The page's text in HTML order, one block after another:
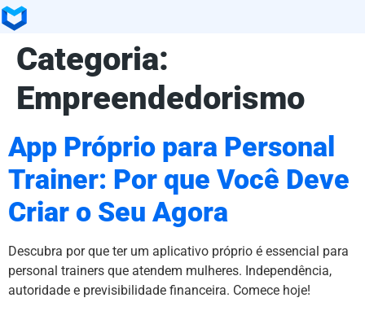
Categoria:
Empreendedorismo
App Próprio para Personal
Trainer: Por que Você Deve
Criar o Seu Agora
Descubra por que ter um aplicativo próprio é essencial para
personal trainers que atendem mulheres. Independência,
autoridade e previsibilidade financeira. Comece hoje!